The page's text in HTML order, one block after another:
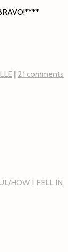
| 21 comments
HOW I FELL IN